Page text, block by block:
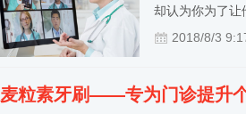
却认为你为了
2018/8/3
麦粒素牙刷——专为门诊提升